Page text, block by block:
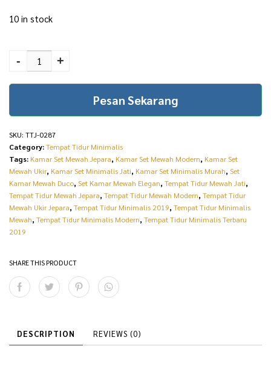
e
a
s
:
R
.
0
e
i
:
R
p
2
0
10 in stock
perhutani minimalis
modern mebel jepara
TTJ-0287 quantity
- +
Pesan Sekarang
SKU: TTJ-0287
Category:Tempat Tidur Minimalis
Tags: Kamar Set Mewah Jepara, Kamar Set Mewah Modern, Kamar Set
Mewah Ukir, Kamar Set Minimalis Jati, Kamar Set Minimalis Murah, Set
Kamar Mewah Duco, Set Kamar Mewah Elegan, Tempat Tidur Mewah Jati,
Tempat Tidur Mewah Jepara, Tempat Tidur Mewah Modern, Tempat Tidur
Mewah Ukir Jepara, Tempat Tidur Minimalis 2019, Tempat Tidur Minimalis
Mewah, Tempat Tidur Minimalis Modern, Tempat Tidur Minimalis Terbaru
2019
SHARE THIS PRODUCT
DESCRIPTION REVIEWS (0)